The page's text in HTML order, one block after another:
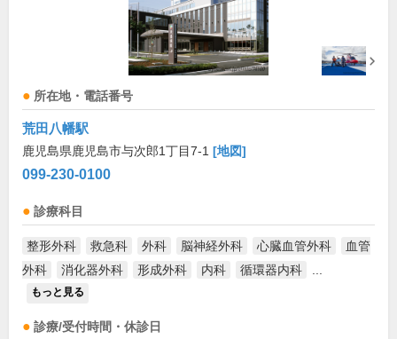
所在地・電話番号
荒田八幡駅
鹿児島県鹿児島市与次郎1丁目7-1 [地図]
099-230-0100
診療科目
整形外科 救急科 外科 脳神経外科 心臓血管外科
血管
外科
消化器外科 形成外科 内科 循環器内科
もっと見る
診療/受付時間・休診日